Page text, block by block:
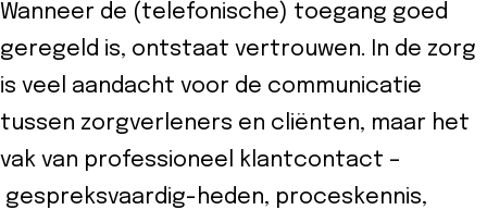
Wanneer de (telefonische) toegang goed
geregeld is, ontstaat vertrouwen. In de zorg
is veel aandacht voor de communicatie
tussen zorgverleners en cliënten, maar het
vak van professioneel klantcontact –
gespreksvaardig-heden, proceskennis,